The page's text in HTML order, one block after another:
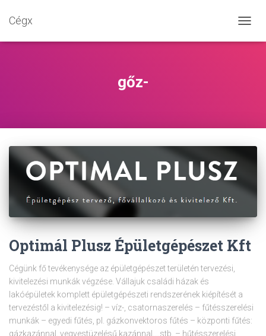
Cégx
BE-/
gőz-
Optimál Plusz Épületgépészet Kft
Cégünk fő tevékenysége az épületgépészet területén tervezési,
kivitelezési munkák végzése. Vállajuk családi házak és
lakóépületek komplett épületgépészeti rendszerének kiépítését a
tervezéstől a kivitelezésig! – víz-, csatornaszerelés – fűtésszerelési
munkák – egyedi fűtés, pl. gázkonvektoros fűtés – központi fűtés:
gázkazánnal, vegyestüzelésű kazánnal,…stb. – hűtésszerelési